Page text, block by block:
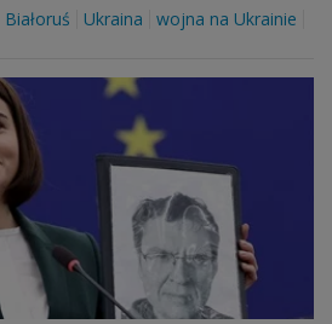
Białoruś Ukraina
wojna na Ukrainie